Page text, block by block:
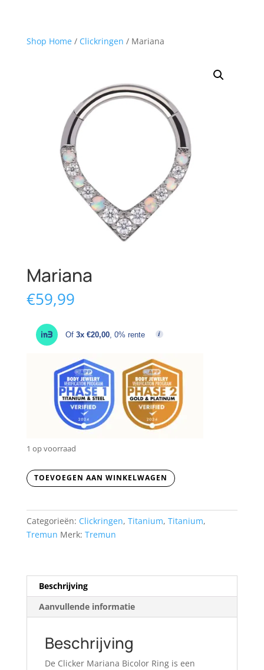
Shop Home/ Clickringen / Mariana
Mariana
€59,99
Of 3x €20,00, 0% rente
1 op voorraad
Mariana
aantal
TOEVOEGEN AAN WINKELWAGEN
Categorieën: Clickringen, Titanium, Titanium,
Tremun Merk: Tremun
Beschrijving
Aanvullende informatie
Beschrijving
De Clicker Mariana Bicolor Ring is een